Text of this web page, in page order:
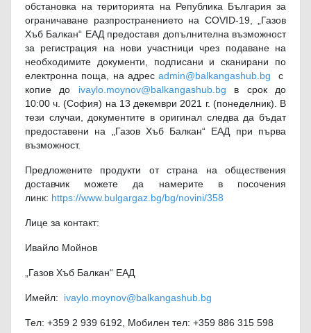
обстановка на територията на Република България за
ограничаване разпространението на COVID-19, „Газов
Хъб Балкан“ ЕАД предоставя допълнителна възможност
за регистрация на нови участници чрез подаване на
необходимите документи, подписани и сканирани по
електронна поща, на адресadmin@balkangashub.bg с
копие до ivaylo.moynov@balkangashub.bg в срок до
10:00 ч. (София) на 13 декември 2021 г. (понеделник). В
тези случаи, документите в оригинал следва да бъдат
предоставени на „Газов Хъб Балкан“ ЕАД при първа
възможност.
Предложените продукти от страна на обществения
доставчик можете да намерите в посочения
линк: https://www.bulgargaz.bg/bg/novini/358
Лице за контакт:
Ивайло Мойнов
„Газов Хъб Балкан“ ЕАД
Имейл: ivaylo.moynov@balkangashub.bg
Тел: +359 2 939 6192, Мобилен тел: +359 886 315 598